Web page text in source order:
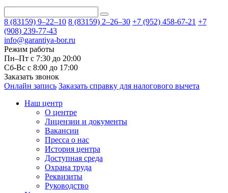
8 (83159) 9–22–10 8 (83159) 2–26–30 +7 (952) 458-67-21 +7
(908) 239-77-43
info@garantiya-bor.ru
Режим работы
Пн–Пт с 7:30 до 20:00
Cб-Вс с 8:00 до 17:00
Заказать звонок
Онлайн запись Заказать справку для налогового вычета
Наш центр
О центре
Лицензии и документы
Вакансии
Пресса о нас
История центра
Доступная среда
Охрана труда
Реквизиты
Руководство